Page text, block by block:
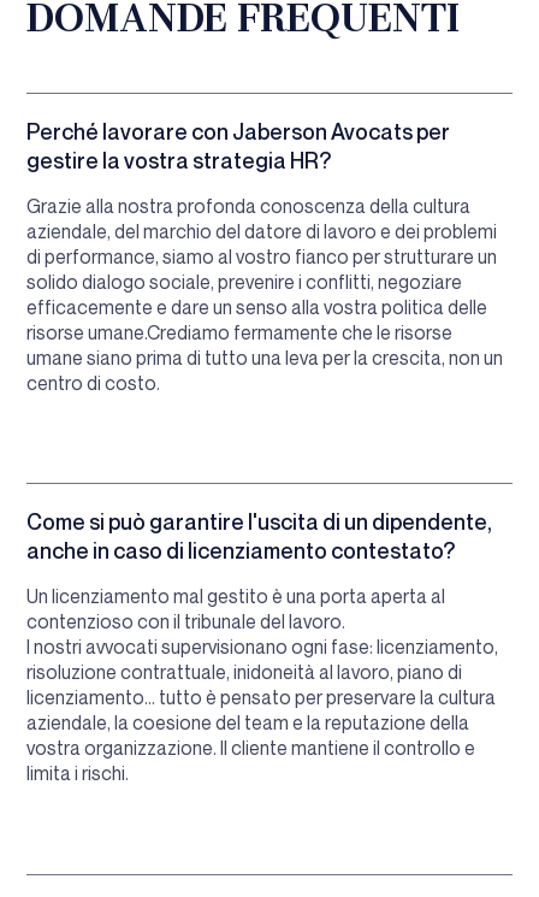
DOMANDE FREQUENTI
Perché lavorare con Jaberson Avocats per
gestire la vostra strategia HR?
Grazie alla nostra profonda conoscenza della cultura
aziendale, del marchio del datore di lavoro e dei problemi
di performance, siamo al vostro fianco per strutturare un
solido dialogo sociale, prevenire i conflitti, negoziare
efficacemente e dare un senso alla vostra politica delle
risorse umane.Crediamo fermamente che le risorse
umane siano prima di tutto una leva per la crescita, non un
centro di costo.
Come si può garantire l'uscita di un dipendente,
anche in caso di licenziamento contestato?
Un licenziamento mal gestito è una porta aperta al
contenzioso con il tribunale del lavoro.
I nostri avvocati supervisionano ogni fase: licenziamento,
risoluzione contrattuale, inidoneità al lavoro, piano di
licenziamento... tutto è pensato per preservare la cultura
aziendale, la coesione del team e la reputazione della
vostra organizzazione. Il cliente mantiene il controllo e
limita i rischi.